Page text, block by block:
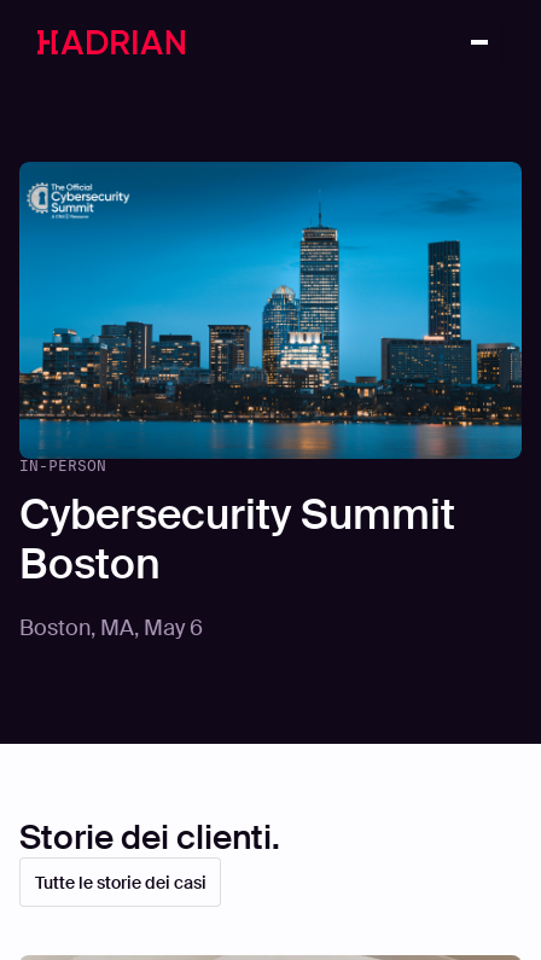
IN-PERSON
Cybersecurity Summit
Boston
Boston, MA, May 6
Storie dei clienti.
Tutte le storie dei casi